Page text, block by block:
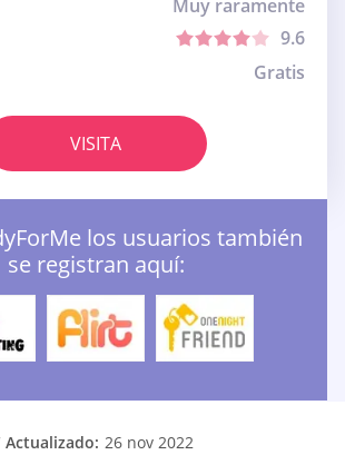
Muy raramente
9.6
Gratis
VISITA
los usuarios también
se registran aquí:
Actualizado: 26 nov 2022